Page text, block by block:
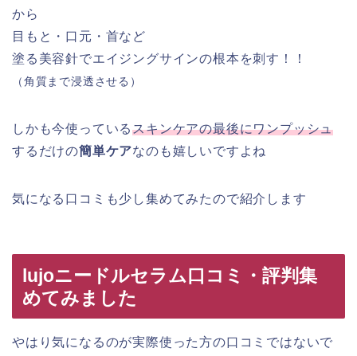
から
目もと・口元・首など
塗る美容針でエイジングサインの根本を刺す！！
（角質まで浸透させる）
しかも今使っているスキンケアの最後にワンプッシュ
するだけの簡単ケアなのも嬉しいですよね
気になる口コミも少し集めてみたので紹介します
lujoニードルセラム口コミ・評判集
めてみました
やはり気になるのが実際使った方の口コミではないで